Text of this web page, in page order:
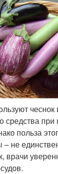
чеснок
средства при
польза
не
врачи